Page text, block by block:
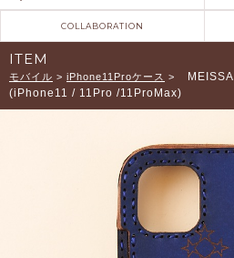
COLLABORATION
ITEM
モバイル > iPhone11Proケース >
MEISSA
(iPhone11 / 11Pro /11ProMax)